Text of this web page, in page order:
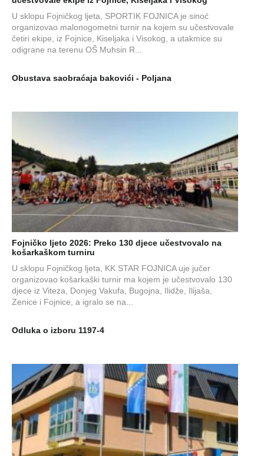
U sklopu Fojničkog ljeta, SPORTIK FOJNICA je sinoć
organizovao malonogometni turnir na kojem su učestvovale
četiri ekipe, iz Fojnice, Kiseljaka i Visokog, a utakmice su
odigrane na terenu OŠ Muhsin R...
Obustava saobraćaja bakovići - Poljana
Fojničko ljeto 2026: Preko 130 djece učestvovalo na
košarkaškom turniru
U sklopu Fojničkog ljeta, KK STAR FOJNICA uje jučer
organizovao košarkaški turnir ma kojem je učestvovalo 130
djece iz Viteza, Donjeg Vakufa, Bugojna, Ilidže, Ilijaša,
Zenice i Fojnice, a igralo se na...
Odluka o izboru 1197-4